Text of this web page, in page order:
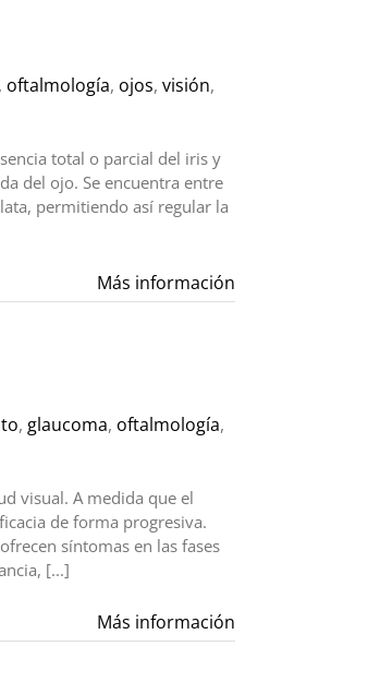
, oftalmología, ojos, visión,
total o parcial del iris y
del ojo. Se encuentra entre
permitiendo así regular la
Más información
, glaucoma, oftalmología,
visual. A medida que el
de forma progresiva.
síntomas en las fases
[...]
Más información